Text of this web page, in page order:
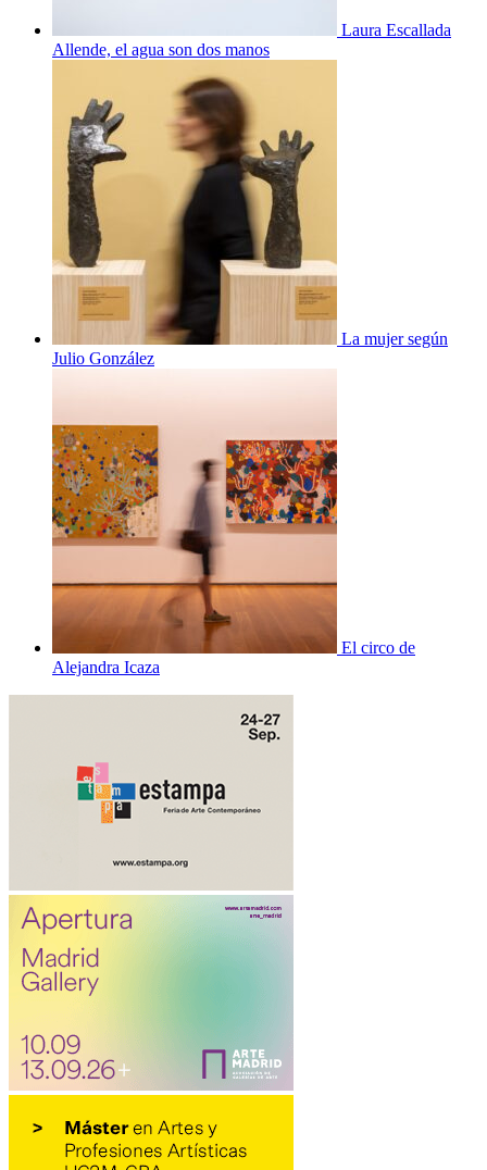
Laura Escallada
Allende, el agua son dos manos
La mujer según
Julio González
El circo de
Alejandra Icaza